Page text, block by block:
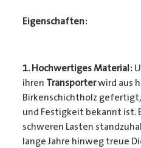
Eigenschaften:
1. Hochwertiges Material:
ihren Transporterwird aus
Birkenschichtholz
und Festigkeit bekannt ist.
schweren Lasten
lange Jahre hinweg treue